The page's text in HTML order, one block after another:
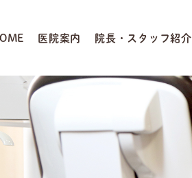
医院案内 院長・スタッフ紹介